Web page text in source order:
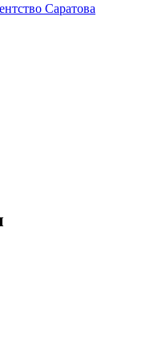
Саратова